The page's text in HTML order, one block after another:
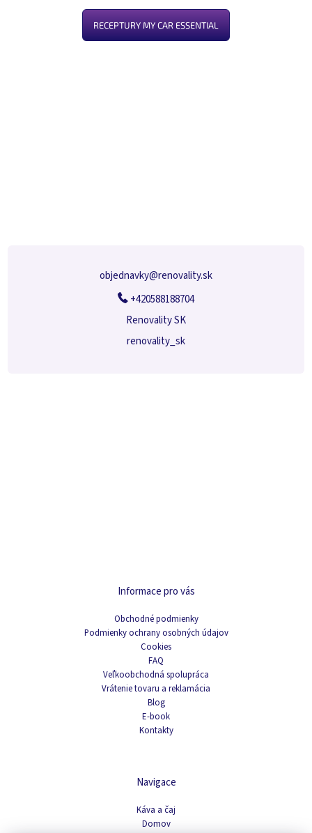
RECEPTURY MY CAR ESSENTIAL
Informace pro vás
Obchodné podmienky
Podmienky ochrany osobných údajov
Cookies
FAQ
Veľkoobchodná spolupráca
Vrátenie tovaru a reklamácia
Blog
E-book
Kontakty
Navigace
Káva a čaj
Domov
objednavky@renovality.sk
+420588188704
Renovality SK
renovality_sk